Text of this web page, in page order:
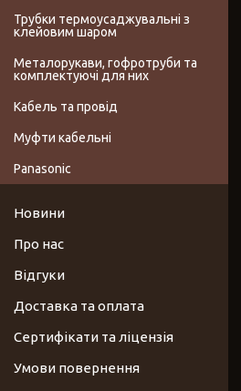
Трубки термоусаджувальні з
клейовим шаром
Металорукави, гофротруби та
комплектуючі для них
Кабель та провід
Муфти кабельні
Panasonic
Новини
Про нас
Відгуки
Доставка та оплата
Сертифікати та ліцензія
Умови повернення